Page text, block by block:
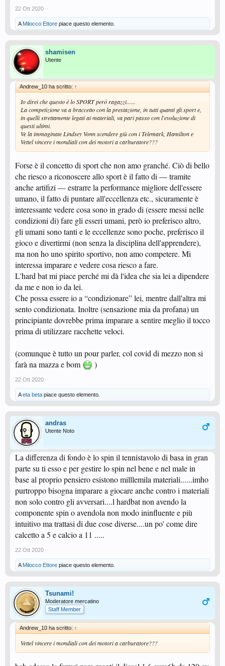
22 Ott 2020
A Milocco Ettore piace questo elemento.
shamisen
Utente
Andrew_10 ha scritto: ↑
Io direi che questo è lo SPORT però ragazzi......
La competizione va a braccetto con la prestazione, in tutti quanti gli sport e,
in quelli strettamente legati ai materiali, va pari passo con l'evoluzione di
questi ultimi.
Ve la immaginate Lindsey Vonn scendere giù con i Telemark, Hamilton e
Vettel vincere i mondiali con dei motori a carburatore???
Forse è il concetto di sport che non amo granché. Ciò di bello
che riesco a riconoscere allo sport è il fatto di — tramite
anche artifizi — estrarre la performance migliore dell'essere
umano, il fatto di puntare all'eccellenza etc., sicuramente è
interessante vedere cosa sono in grado di (essere messi nelle
condizioni di) fare gli esseri umani, però io preferisco altro,
gli umani sono tanti e le eccellenze sono poche, preferisco il
gioco e divertirmi (non senza la disciplina dell'apprendere),
ma non ho uno spirito sportivo, non amo competere. Mi
interessa imparare e vedere cosa riesco a fare.
L'hard bat mi piace perché mi dà l'idea che sia lei a dipendere
da me e non io da lei.
Che possa essere io a “condizionare” lei, mentre dall'altra mi
sento condizionata. Inoltre (sensazione mia da profana) un
principiante dovrebbe prima imparare a sentire meglio il tocco
prima di utilizzare racchette veloci.
(comunque è tutto un pour parler, col covid di mezzo non si
farà na mazza e bom
)
22 Ott 2020
Aeta beta piace questo elemento.
andras
Utente Noto
La differenza di fondo è lo spin il tennistavolo di basa in gran
parte su ti esso e per gestire lo spin nel bene e nel male in
base al proprio pensiero esistono milllemila materiali......imho
purtroppo bisogna imparare a giocare anche contro i materiali
non solo contro gli avversari....l hardbat non avendo la
componente spin o avendola non modo ininfluente e più
intuitivo ma trattasi di due cose diverse....un po' come dire
calcetto a 5 e calcio a 11 .....
22 Ott 2020
A Milocco Ettore piace questo elemento.
Tsunami!
Moderatore mercatino
Staff Member
Andrew_10 ha scritto: ↑
Vettel vincere i mondiali con dei motori a carburatore???